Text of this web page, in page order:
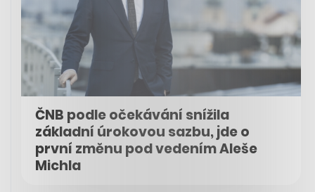
ČNB podle očekávání snížila
základní úrokovou sazbu, jde o
první změnu pod vedením Aleše
Michla